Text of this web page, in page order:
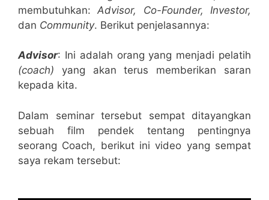
membutuhkan:Advisor, Co-Founder, Investor,
dan Community. Berikut penjelasannya:
Advisor: Ini adalah orang yang menjadi pelatih
(coach) yang akan terus memberikan saran
kepada kita.
Dalam seminar tersebut sempat ditayangkan
sebuah film pendek tentang pentingnya
seorang Coach, berikut ini video yang sempat
saya rekam tersebut: